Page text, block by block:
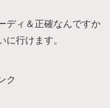
ディ＆正確なんですか
に行けます。
ク